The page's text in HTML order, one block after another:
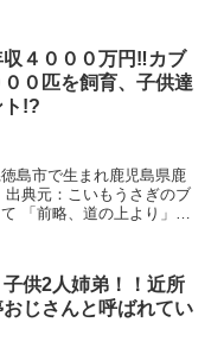
４０００万円‼カブ
００匹を飼育、子供達
ト!?
島市で生まれ鹿児島県鹿
「前略、道の上より」で
供2人姉弟！！近所
じさんと呼ばれてい